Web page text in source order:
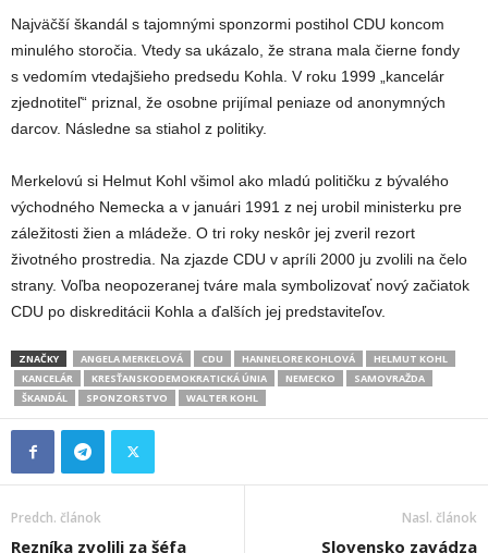
Najväčší škandál s tajomnými sponzormi postihol CDU koncom
minulého storočia. Vtedy sa ukázalo, že strana mala čierne fondy
s vedomím vtedajšieho predsedu Kohla. V roku 1999 „kancelár
zjednotiteľ“ priznal, že osobne prijímal peniaze od anonymných
darcov. Následne sa stiahol z politiky.
Merkelovú si Helmut Kohl všimol ako mladú političku z bývalého
východného Nemecka a v januári 1991 z nej urobil ministerku pre
záležitosti žien a mládeže. O tri roky neskôr jej zveril rezort
životného prostredia. Na zjazde CDU v apríli 2000 ju zvolili na čelo
strany. Voľba neopozeranej tváre mala symbolizovať nový začiatok
CDU po diskreditácii Kohla a ďalších jej predstaviteľov.
ZNAČKY ANGELA MERKELOVÁ CDU HANNELORE KOHLOVÁ
HELMUT KOHL
KANCELÁR
KRESŤANSKODEMOKRATICKÁ ÚNIA NEMECKO
SAMOVRAŽDA
ŠKANDÁL
SPONZORSTVO WALTER KOHL
Predch. článok
Rezníka zvolili za šéfa
Nasl. článok
Slovensko zavádza